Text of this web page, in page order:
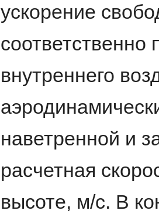
ускорение
соответственно
внутреннего
наветренной и
расчетная
высоте, м/с. В